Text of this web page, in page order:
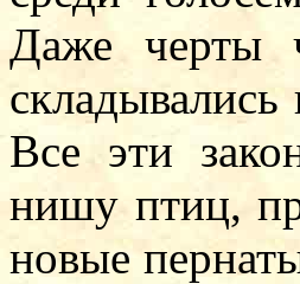
Даже черты
Все эти
нишу птиц,
новые